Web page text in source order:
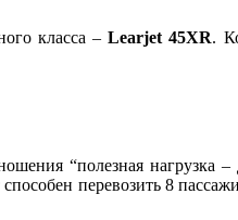
класса –Learjet 45XR.
“полезная нагрузка
перевозить 8